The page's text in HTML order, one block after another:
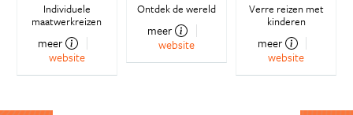
Individuele
maatwerkreizen
meer
website
Ontdek de wereld
meer
website
Verre reizen met
kinderen
meer
website